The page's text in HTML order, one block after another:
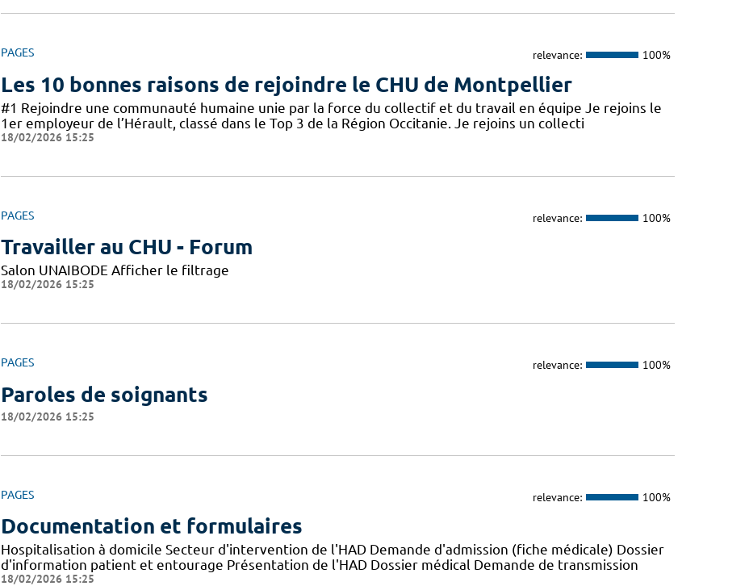
PAGES relevance: 100%
Les 10 bonnes raisons de rejoindre le CHU de Montpellier
#1 Rejoindre une communauté humaine unie par la force du collectif et du travail en équipe Je rejoins le
1er employeur de l’Hérault, classé dans le Top 3 de la Région Occitanie. Je rejoins un collecti
18/02/2026 15:25
PAGES relevance: 100%
Travailler au CHU - Forum
Salon UNAIBODE Afficher le filtrage
18/02/2026 15:25
PAGES relevance: 100%
Paroles de soignants
18/02/2026 15:25
PAGES relevance: 100%
Documentation et formulaires
Hospitalisation à domicile Secteur d'intervention de l'HAD Demande d'admission (fiche médicale) Dossier
d'information patient et entourage Présentation de l'HAD Dossier médical Demande de transmission
18/02/2026 15:25